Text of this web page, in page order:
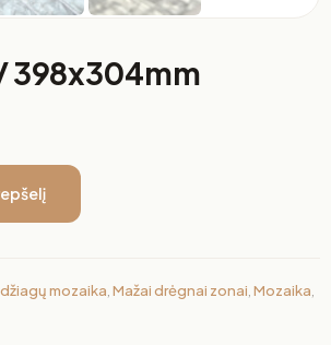
398x304mm
mozaika Mažai drėgnai zonai Mozaika